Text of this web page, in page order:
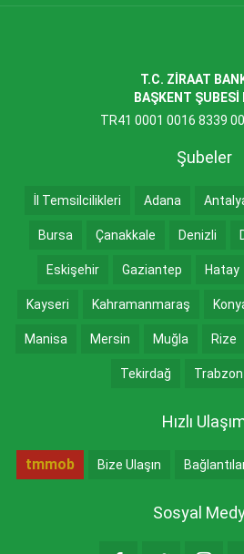
T.C. ZİRAAT
BAŞKENT ŞUBESİ
TR41 0001 0016 8339
Şubeler
İl Temsilcilikleri Adana
Bursa Çanakkale Denizli
Eskişehir Gaziantep Hatay
Kayseri Kahramanmaraş
Manisa Mersin Muğla Rize
Tekirdağ Trabzon
Hızlı
tmmob Bize Ulaşın
Sosyal